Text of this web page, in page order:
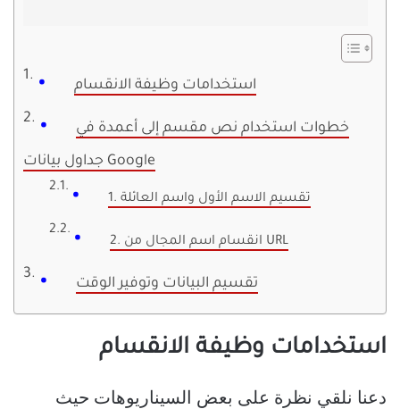
استخدامات وظيفة الانقسام
خطوات استخدام نص مقسم إلى أعمدة في
جداول بيانات Google
1. تقسيم الاسم الأول واسم العائلة
2. انقسام اسم المجال من URL
تقسيم البيانات وتوفير الوقت
استخدامات وظيفة الانقسام
دعنا نلقي نظرة على بعض السيناريوهات حيث